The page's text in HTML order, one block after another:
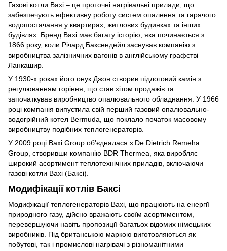
Газові котли Baxi – це проточні нагрівальні прилади, що
забезпечують ефективну роботу систем опалення та гарячого
водопостачання у квартирах, житлових будинках та інших
будівлях. Бренд Baxi має багату історію, яка починається з
1866 року, коли Річард Баксендейл заснував компанію з
виробництва залізничних вагонів в англійському графстві
Ланкашир.
У 1930-х роках його онук Джон створив підлоговий камін з
регулюванням горіння, що став хітом продажів та
започаткував виробництво опалювального обладнання. У 1966
році компанія випустила свій перший газовий опалювально-
водогрійний котел Bermuda, що поклало початок масовому
виробництву подібних теплогенераторів.
У 2009 році Baxi Group об'єдналася з De Dietrich Remeha
Group, створивши компанію BDR Thermea, яка виробляє
широкий асортимент теплотехнічних приладів, включаючи
газові котли Baxi (Баксі).
Модифікації котлів Баксі
Модифікації теплогенераторів Baxi, що працюють на енергії
природного газу, дійсно вражають своїм асортиментом,
перевершуючи навіть пропозиції багатьох відомих німецьких
виробників. Під британською маркою виготовляються як
побутові, так і промислові нагрівачі з різноманітними